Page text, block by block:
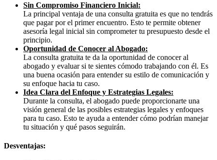
Sin Compromiso Financiero Inicial:
La principal ventaja de una consulta gratuita es que no tendrás
que pagar por el primer encuentro. Esto te permite obtener
asesoría legal inicial sin comprometer tu presupuesto desde el
principio.
Oportunidad de Conocer al Abogado:
La consulta gratuita te da la oportunidad de conocer al
abogado y evaluar si te sientes cómodo trabajando con él. Es
una buena ocasión para entender su estilo de comunicación y
su enfoque hacia tu caso.
Idea Clara del Enfoque y Estrategias Legales:
Durante la consulta, el abogado puede proporcionarte una
visión general de las posibles estrategias legales y enfoques
para tu caso. Esto te ayuda a entender cómo podrían manejar
tu situación y qué pasos seguirán.
Desventajas: